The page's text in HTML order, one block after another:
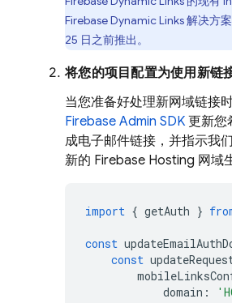
Firebase Dynamic Links解决方
25 日之前推出。
将您的项目配置为使用新链接
当您准备好处理新网域链接
Firebase Admin SDK 更新您
成电子邮件链接，并指示我
新的 Firebase Hosting 网域
import { getAuth }
const
const
domain :